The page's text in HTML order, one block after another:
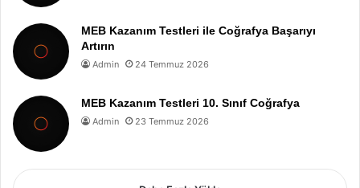
MEB Kazanım Testleri ile Coğrafya Başarıyı
Artırın
Admin 24 Temmuz 2026
MEB Kazanım Testleri 10. Sınıf Coğrafya
Admin 23 Temmuz 2026